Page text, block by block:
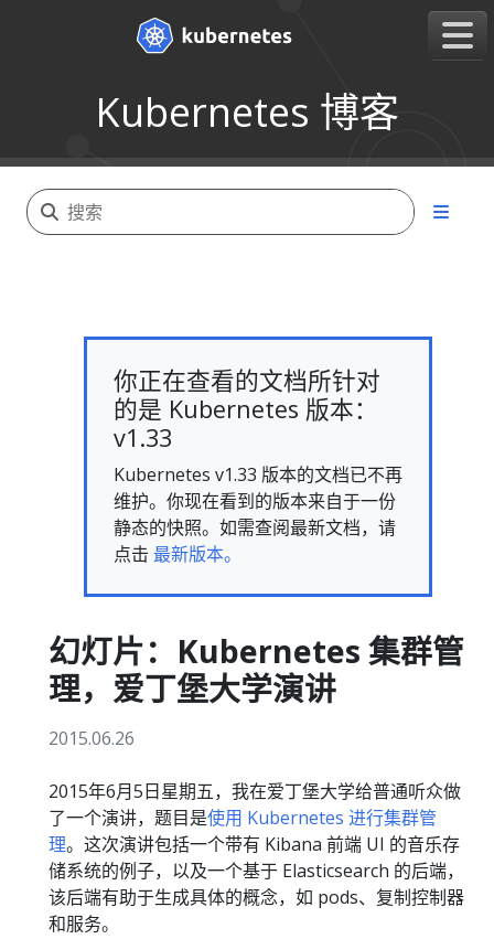
Kubernetes 博客
你正在查看的文档所针对
的是 Kubernetes 版本：
v1.33
Kubernetes v1.33 版本的文档已不再
维护。你现在看到的版本来自于一份
静态的快照。如需查阅最新文档，请
点击 最新版本。
幻灯片：Kubernetes 集群管
理，爱丁堡大学演讲
2015.06.26
2015年6月5日星期五，我在爱丁堡大学给普通听众做
了一个演讲，题目是使用 Kubernetes 进行集群管
理。这次演讲包括一个带有 Kibana 前端 UI 的音乐存
储系统的例子，以及一个基于 Elasticsearch 的后端，
该后端有助于生成具体的概念，如 pods、复制控制器
和服务。